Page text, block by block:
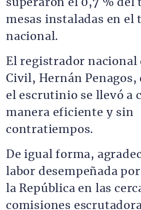
superaron el 0,7 % del
mesas instaladas en
nacional.
El registrador nacional
Civil, Hernán Penagos,
el escrutinio se llevó a
manera eficiente y sin
contratiempos.
De igual forma,
labor desempeñada
la República en las
comisiones